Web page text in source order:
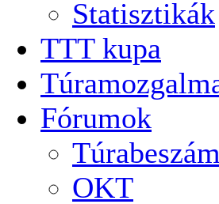
Statisztikák
TTT kupa
Fórumok
OKT